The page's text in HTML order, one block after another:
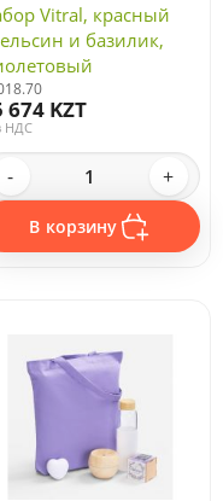
Vitral, красный
и базилик,
674 KZT
НДС
- +
В корзину